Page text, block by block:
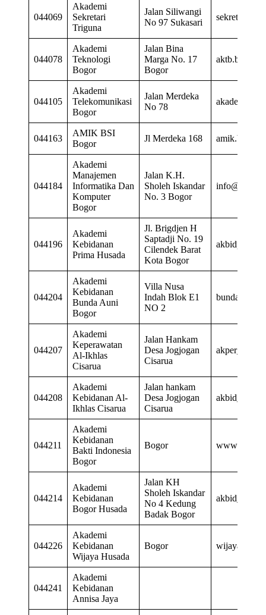
044069
Akademi
Sekretari
Triguna
Jalan Siliwangi
No 97 Sukasari
044078
Akademi
Teknologi
Bogor
Jalan Bina
Marga No. 17
Bogor
044105
Akademi
Telekomunikasi
Bogor
Jalan Merdeka
No 78
044163
AMIK BSI
Bogor
Jl Merdeka 168
044184
Akademi
Manajemen
Informatika Dan
Komputer
Bogor
Jalan K.H.
Sholeh Iskandar
No. 3 Bogor
044196
Akademi
Kebidanan
Prima Husada
Jl. Brigdjen H
Saptadji No. 19
Cilendek Barat
Kota Bogor
044204
Akademi
Kebidanan
Bunda Auni
Bogor
Villa Nusa
Indah Blok E1
NO 2
044207
Akademi
Keperawatan
Al-Ikhlas
Cisarua
Jalan Hankam
Desa Jogjogan
Cisarua
044208
Akademi
Kebidanan Al-
Ikhlas Cisarua
Jalan hankam
Desa Jogjogan
Cisarua
044211
Akademi
Kebidanan
Bakti Indonesia
Bogor
Bogor
044214
Akademi
Kebidanan
Bogor Husada
Jalan KH
Sholeh Iskandar
No 4 Kedung
Badak Bogor
044226
Akademi
Kebidanan
Wijaya Husada
Bogor
044241
Akademi
Kebidanan
Annisa Jaya